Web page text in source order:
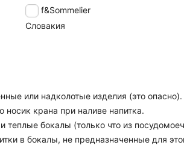
Chef&Sommelier
Словакия
или надколотые изделия (это опасно).
носик крана при наливе напитка.
теплые бокалы (только что из
в бокалы, не предназначенные для